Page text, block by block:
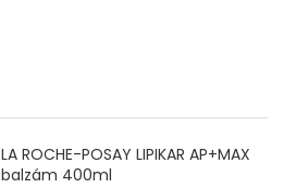
LA ROCHE-POSAY LIPIKAR AP+MAX
balzám 400ml